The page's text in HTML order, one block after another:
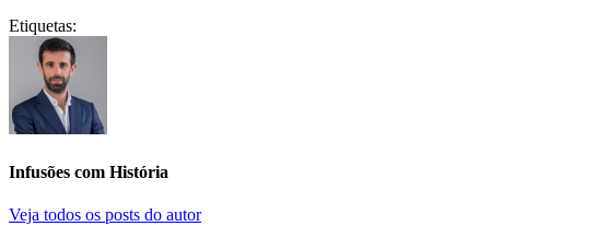
Etiquetas:
Infusões com História
Veja todos os posts do autor